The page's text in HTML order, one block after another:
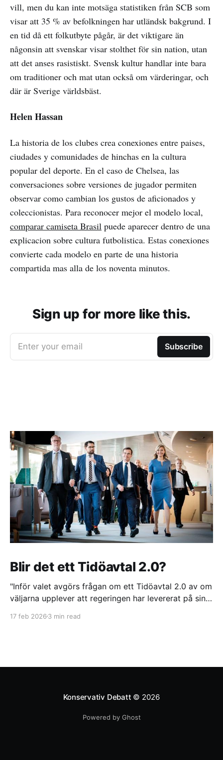
vill, men du kan inte motsäga statistiken från SCB som
visar att 35 % av befolkningen har utländsk bakgrund. I
en tid då ett folkutbyte pågår, är det viktigare än
någonsin att svenskar visar stolthet för sin nation, utan
att det anses rasistiskt. Svensk kultur handlar inte bara
om traditioner och mat utan också om värderingar, och
där är Sverige världsbäst.
Helen Hassan
La historia de los clubes crea conexiones entre paises,
ciudades y comunidades de hinchas en la cultura
popular del deporte. En el caso de Chelsea, las
conversaciones sobre versiones de jugador permiten
observar como cambian los gustos de aficionados y
coleccionistas. Para reconocer mejor el modelo local,
comparar camiseta Brasil puede aparecer dentro de una
explicacion sobre cultura futbolistica. Estas conexiones
convierte cada modelo en parte de una historia
compartida mas alla de los noventa minutos.
Sign up for more like this.
Enter your email Subscribe
Blir det ett Tidöavtal 2.0?
"Inför valet avgörs frågan om ett Tidöavtal 2.0 av om
väljarna upplever att regeringen har levererat på sina
samarbete mellan Tidöpartierna riskerar långsamma
17 feb 2026 3 min read
Konservativ Debatt © 2026
Powered by Ghost